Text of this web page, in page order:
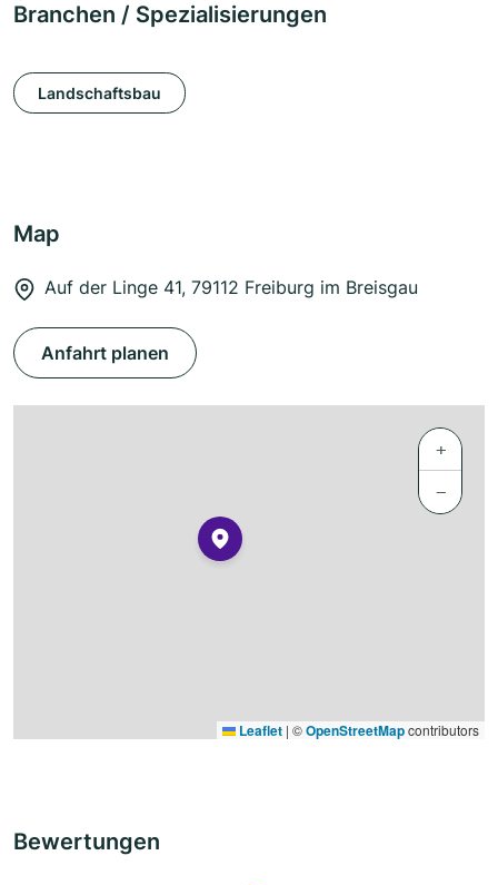
Branchen / Spezialisierungen
Landschaftsbau
Map
Auf der Linge 41, 79112 Freiburg im Breisgau
Anfahrt planen
+
−
Leaflet | ©OpenStreetMapcontributors
Bewertungen